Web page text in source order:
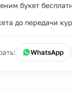
букет
до передачи
WhatsApp